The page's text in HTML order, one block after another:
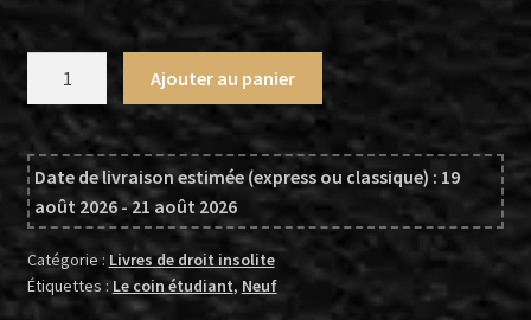
Contre-
annales
du
droit
public
Ajouter au panier
Date de livraison estimée (express ou classique) : 19
août 2026 - 21 août 2026
Catégorie : Livres de droit insolite
Étiquettes : Le coin étudiant, Neuf